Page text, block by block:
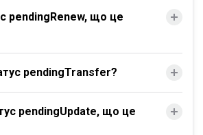
pendingRenew, що це
pendingTransfer?
pendingUpdate, що це